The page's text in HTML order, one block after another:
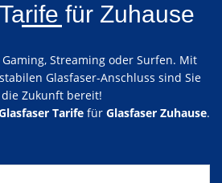
für Zuhause
Gaming, Streaming oder Surfen. Mit
Glasfaser-Anschluss sind Sie
Zukunft bereit!
Tarifefür Glasfaser Zuhause.